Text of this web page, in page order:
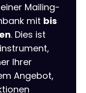
Mailing-
mit bis
. Dies ist
Ihrer
Angebot,